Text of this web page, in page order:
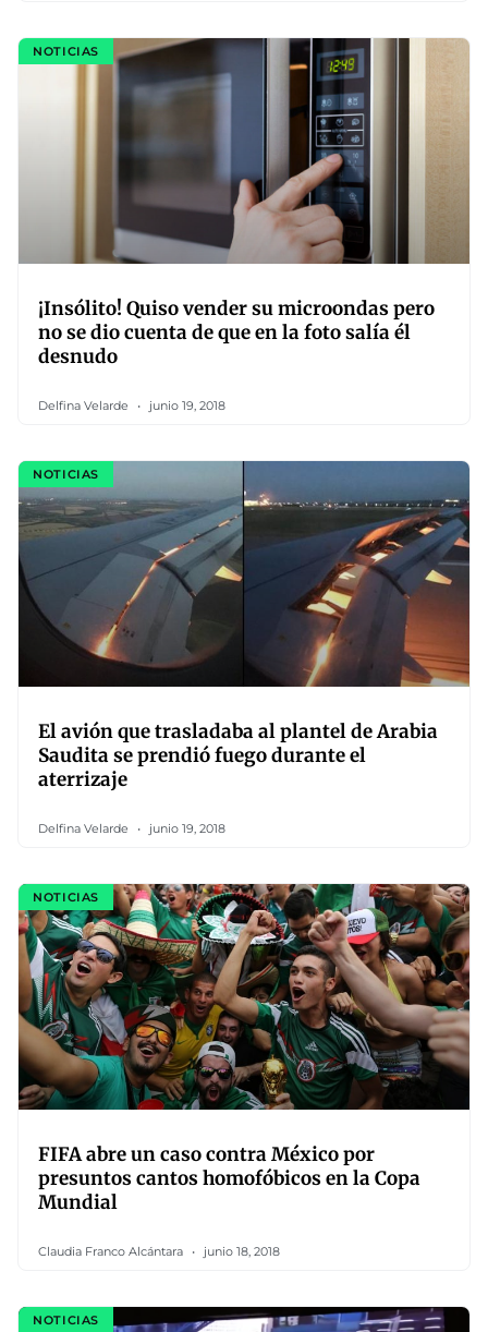
NOTICIAS
¡Insólito! Quiso vender su microondas pero
no se dio cuenta de que en la foto salía él
desnudo
Delfina Velarde junio 19, 2018
NOTICIAS
El avión que trasladaba al plantel de Arabia
Saudita se prendió fuego durante el
aterrizaje
Delfina Velarde junio 19, 2018
NOTICIAS
FIFA abre un caso contra México por
presuntos cantos homofóbicos en la Copa
Mundial
Claudia Franco Alcántara junio 18, 2018
NOTICIAS